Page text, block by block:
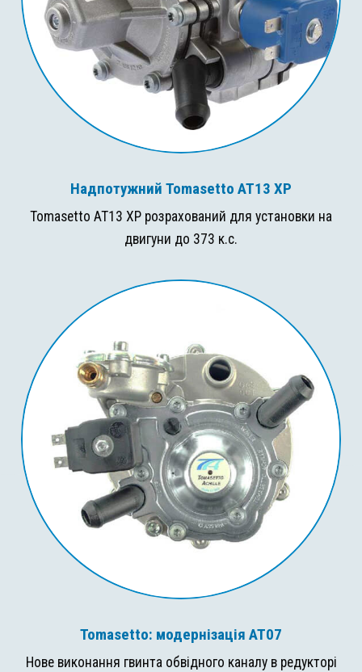
Надпотужний Tomasetto AT13 XP
Tomasetto AT13 XP розрахований для установки на
двигуни до 373 к.с.
Tomasetto: модернізація AT07
Нове виконання гвинта обвідного каналу в редукторі